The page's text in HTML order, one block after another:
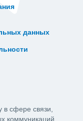
данных
в сфере связи,
коммуникаций